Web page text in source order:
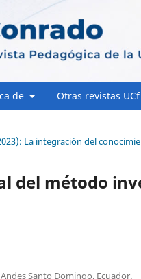
de Otras revistas UCf
La integración del
del método
Santo Domingo. Ecuador.